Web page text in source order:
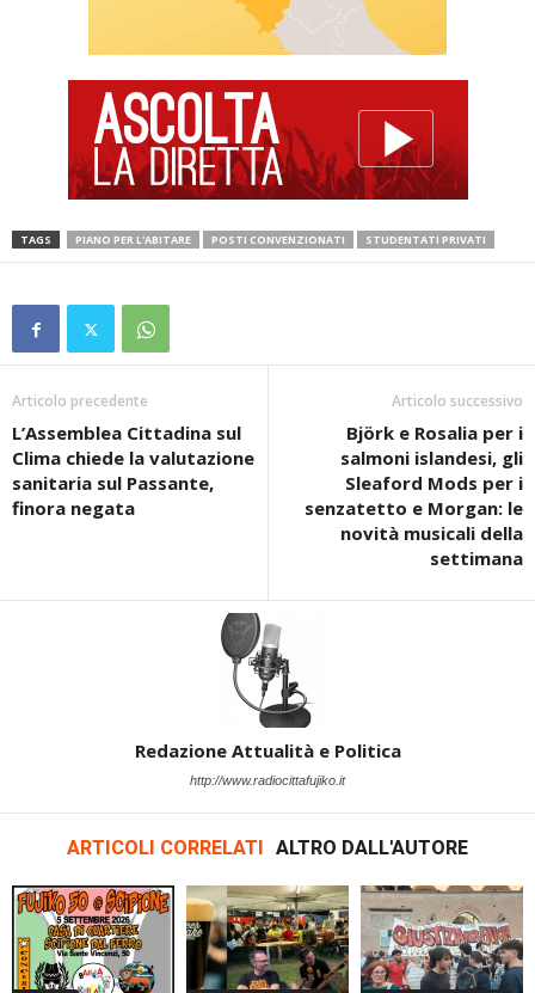
TAGS PIANO PER L'ABITARE POSTI CONVENZIONATI STUDENTATI PRIVATI
Articolo precedente
L’Assemblea Cittadina sul
Clima chiede la valutazione
sanitaria sul Passante,
finora negata
Articolo successivo
Björk e Rosalia per i
salmoni islandesi, gli
Sleaford Mods per i
senzatetto e Morgan: le
novità musicali della
settimana
Redazione Attualità e Politica
http://www.radiocittafujiko.it
ARTICOLI CORRELATI ALTRO DALL'AUTORE